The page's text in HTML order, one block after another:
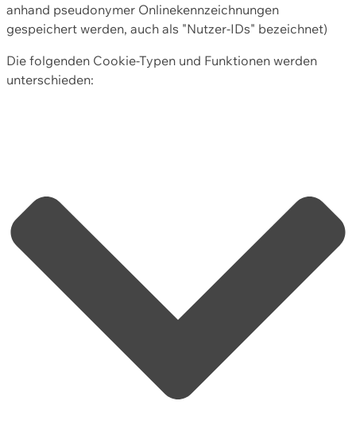
anhand pseudonymer Onlinekennzeichnungen
gespeichert werden, auch als "Nutzer-IDs" bezeichnet)
Die folgenden Cookie-Typen und Funktionen werden
unterschieden: